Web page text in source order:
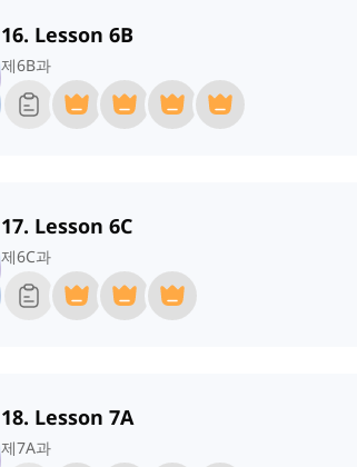
16. Lesson 6B
제6B과
17. Lesson 6C
제6C과
18. Lesson 7A
제7A과